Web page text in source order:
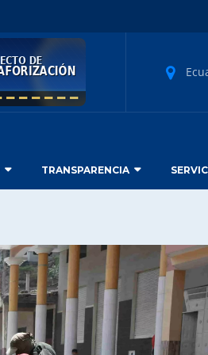
TRANSPARENCIA